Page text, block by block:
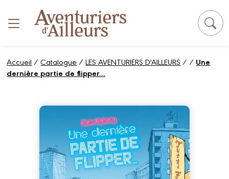
Accueil /Catalogue /LES AVENTURIERS D'AILLEURS / / Une
dernière partie de flipper...
Panneau de gestion des cookies